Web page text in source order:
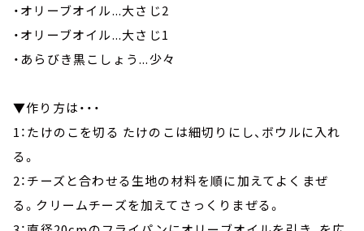
・オリーブオイル...大さじ2
・オリーブオイル...大さじ1
・あらびき黒こしょう...少々
▼作り方は・・・
1：たけのこを切る たけのこは細切りにし、ボウルに入れ
る。
2：チーズと合わせる生地の材料を順に加えてよくまぜ
る。クリームチーズを加えてさっくりまぜる。